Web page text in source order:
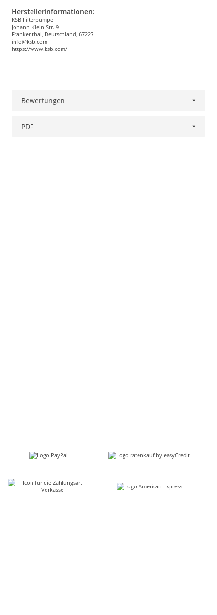
Herstellerinformationen:
KSB Filterpumpe
Johann-Klein-Str. 9
Frankenthal, Deutschland, 67227
info@ksb.com
https://www.ksb.com/
Bewertungen
PDF